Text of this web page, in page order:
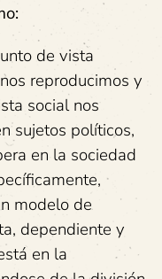
de vista
reproducimos y
social nos
sujetos políticos,
en la sociedad
modelo de
dependiente y
en la